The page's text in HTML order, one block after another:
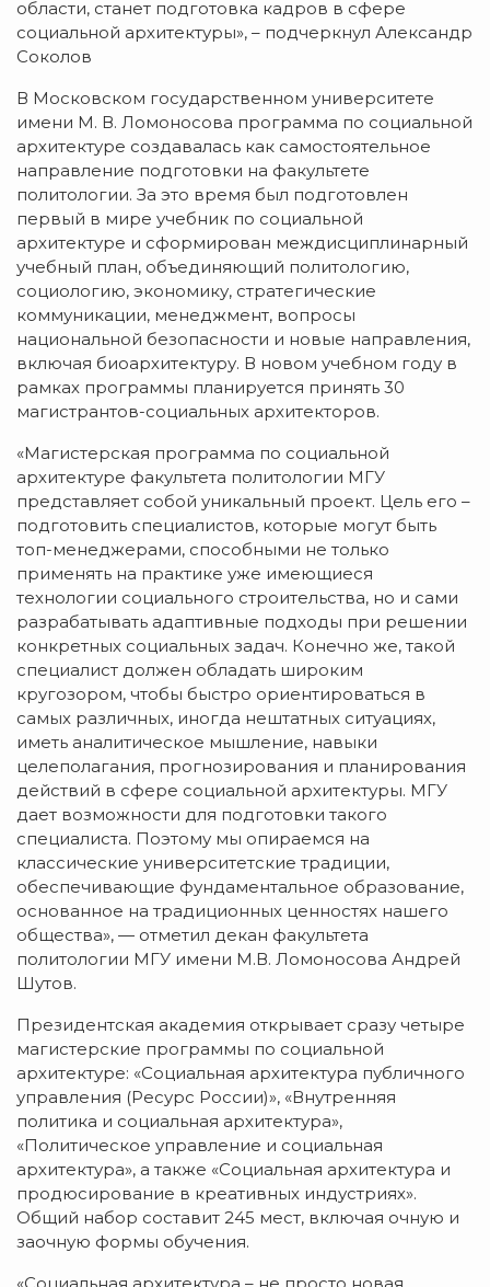
области, станет подготовка кадров в сфере
социальной архитектуры», – подчеркнул Александр
Соколов
В Московском государственном университете
имени М. В. Ломоносова программа по социальной
архитектуре создавалась как самостоятельное
направление подготовки на факультете
политологии. За это время был подготовлен
первый в мире учебник по социальной
архитектуре и сформирован междисциплинарный
учебный план, объединяющий политологию,
социологию, экономику, стратегические
коммуникации, менеджмент, вопросы
национальной безопасности и новые направления,
включая биоархитектуру. В новом учебном году в
рамках программы планируется принять 30
магистрантов-социальных архитекторов.
«Магистерская программа по социальной
архитектуре факультета политологии МГУ
представляет собой уникальный проект. Цель его –
подготовить специалистов, которые могут быть
топ-менеджерами, способными не только
применять на практике уже имеющиеся
технологии социального строительства, но и сами
разрабатывать адаптивные подходы при решении
конкретных социальных задач. Конечно же, такой
специалист должен обладать широким
кругозором, чтобы быстро ориентироваться в
самых различных, иногда нештатных ситуациях,
иметь аналитическое мышление, навыки
целеполагания, прогнозирования и планирования
действий в сфере социальной архитектуры. МГУ
дает возможности для подготовки такого
специалиста. Поэтому мы опираемся на
классические университетские традиции,
обеспечивающие фундаментальное образование,
основанное на традиционных ценностях нашего
общества», — отметил декан факультета
политологии МГУ имени М.В. Ломоносова Андрей
Шутов.
Президентская академия открывает сразу четыре
магистерские программы по социальной
архитектуре: «Социальная архитектура публичного
управления (Ресурс России)», «Внутренняя
политика и социальная архитектура»,
«Политическое управление и социальная
архитектура», а также «Социальная архитектура и
продюсирование в креативных индустриях».
Общий набор составит 245 мест, включая очную и
заочную формы обучения.